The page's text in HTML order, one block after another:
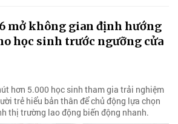
mở không gian định hướng
học sinh trước ngưỡng cửa
hơn 5.000 học sinh tham gia trải nghiệm
trẻ hiểu bản thân để chủ động lựa chọn
thị trường lao động biến động nhanh.